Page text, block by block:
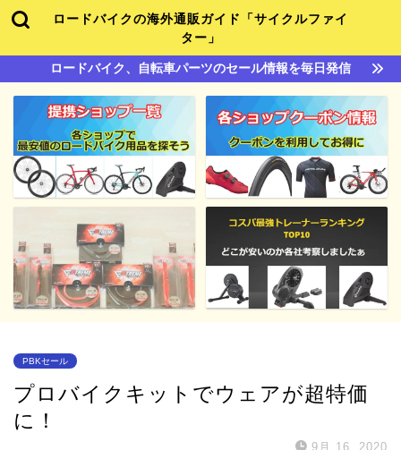
ロードバイクの海外通販ガイド「サイクルファイ
ター」
ロードバイク、自転車パーツのセール情報を毎日発信
PBKセール
プロバイクキットでウェアが超特価
に！
9月 16, 2020